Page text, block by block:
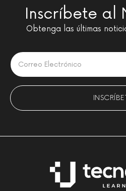
Inscríbete al
Obtenga las últimas
Please leave this field empty.